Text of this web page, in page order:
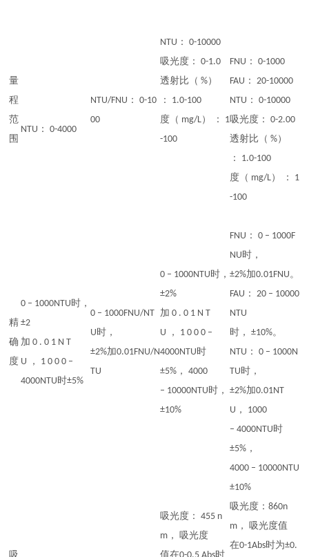
量
程
范
围
NTU： 0-4000
NTU/FNU： 0-10
00
NTU： 0-10000
吸光度： 0-1.0
透射比（ %）
： 1.0-100
度（ mg/L） ： 1
-100
FNU： 0-1000
FAU： 20-10000
NTU： 0-10000
吸光度： 0-2.00
透射比（ %）
： 1.0-100
度（ mg/L） ： 1
-100
精
确
度
0 – 1000NTU时，
±2
加 0 . 0 1 N T
U ， 1 0 0 0 –
4000NTU时±5%
0 – 1000FNU/NT
U时，
±2%加0.01FNU/N
TU
0 – 1000NTU时，
±2%
加 0 . 0 1 N T
U ， 1 0 0 0 –
4000NTU时
±5%， 4000
– 10000NTU时，
±10%
FNU： 0 – 1000F
NU时，
±2%加0.01FNU。
FAU： 20 – 10000
NTU
时， ±10%。
NTU： 0 – 1000N
TU时，
±2%加0.01NT
U， 1000
– 4000NTU时
±5%，
4000 – 10000NTU
±10%
吸光度： 455 n
m， 吸光度
吸光度：860n
m， 吸光度值
在0-1Abs时为±0.